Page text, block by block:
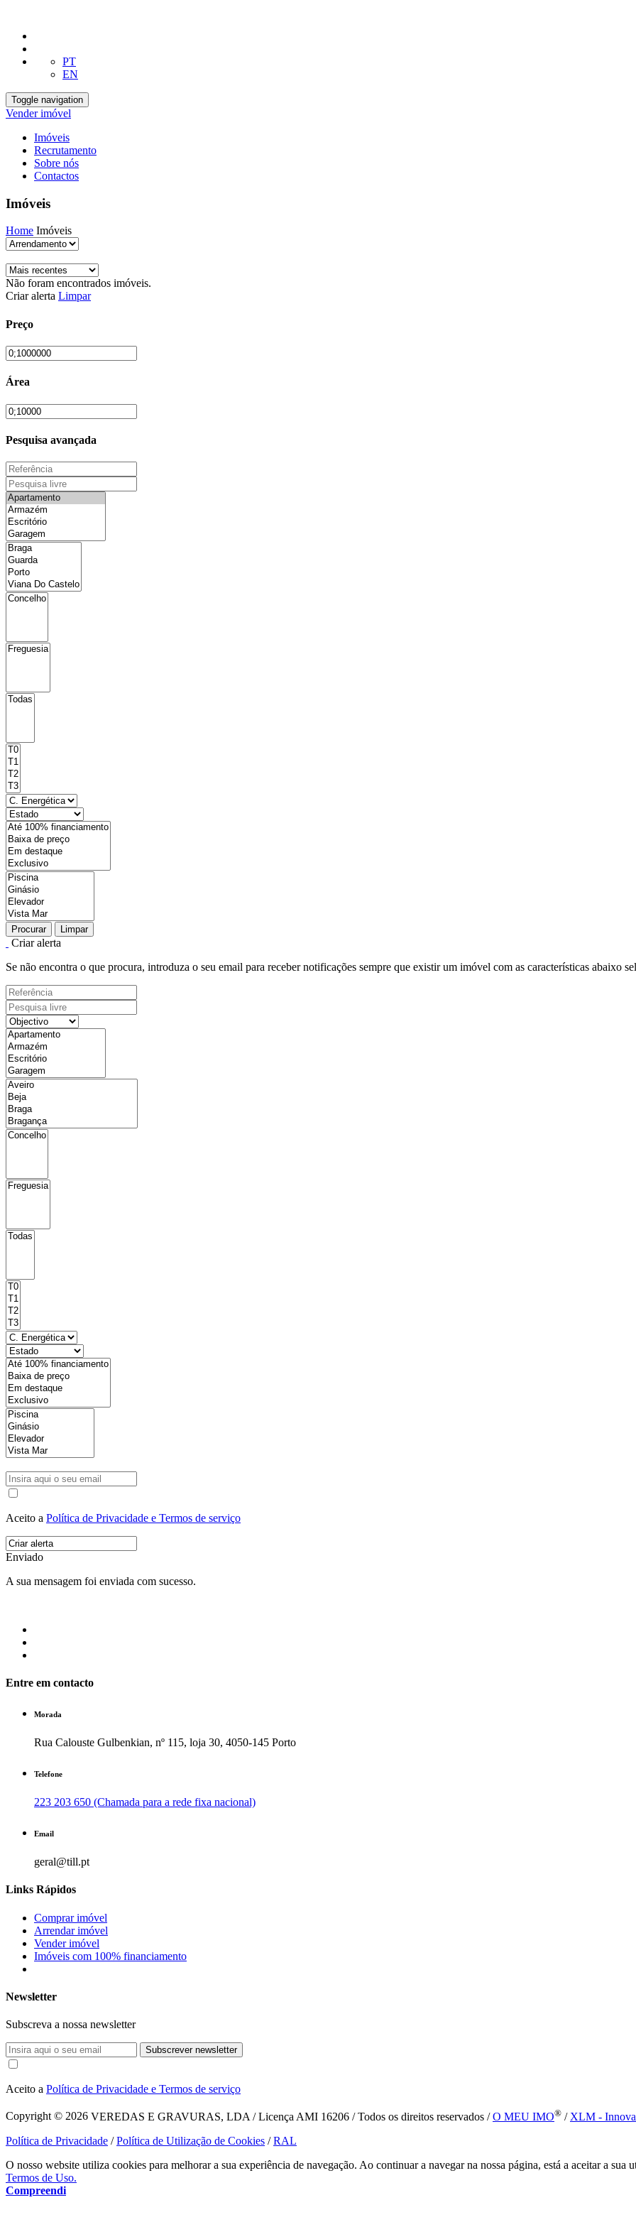
PT
EN
Toggle navigation
Vender imóvel
Imóveis
Recrutamento
Sobre nós
Contactos
Imóveis
Home Imóveis
Não foram encontrados imóveis.
Criar alerta Limpar
Preço
Área
Pesquisa avançada
Procurar Limpar
Criar alerta
Se não encontra o que procura, introduza o seu email para receber notificações sempre que existir um imóvel com as características abaixo
Aceito a Política de Privacidade e Termos de serviço
Enviado
A sua mensagem foi enviada com sucesso.
Entre em contacto
Morada
Rua Calouste Gulbenkian, nº 115, loja 30, 4050-145 Porto
Telefone
223 203 650 (Chamada para a rede fixa nacional)
Email
geral@till.pt
Links Rápidos
Comprar imóvel
Arrendar imóvel
Vender imóvel
Imóveis com 100% financiamento
Newsletter
Subscreva a nossa newsletter
Subscrever newsletter
Aceito a Política de Privacidade e Termos de serviço
Copyright © 2026 VEREDAS E GRAVURAS, LDA / Licença AMI 16206 / Todos os direitos reservados /O MEU IMO® / XLM -
Política de Privacidade /Política de Utilização de Cookies /RAL
O nosso website utiliza cookies para melhorar a sua experiência de navegação. Ao continuar a navegar na nossa página, está a aceitar a sua
Termos de Uso.
Compreendi